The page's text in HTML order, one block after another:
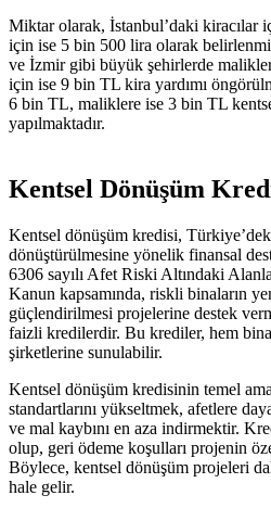
Miktar olarak, İstanbul’daki kiracılar
için ise 5 bin 500 lira olarak
ve İzmir gibi büyük şehirlerde
için ise 9 bin TL kira yardımı
6 bin TL, maliklere ise 3 bin TL
yapılmaktadır​​.
Kentsel Dönüşüm
Kentsel dönüşüm kredisi,
dönüştürülmesine yönelik finansal
6306 sayılı Afet Riski Altındaki
Kanun kapsamında, riskli binaların
güçlendirilmesi projelerine destek
faizli kredilerdir. Bu krediler, hem
şirketlerine sunulabilir.
Kentsel dönüşüm kredisinin temel
standartlarını yükseltmek, afetlere
ve mal kaybını en aza indirmektir.
olup, geri ödeme koşulları projenin
Böylece, kentsel dönüşüm projeleri
hale gelir.